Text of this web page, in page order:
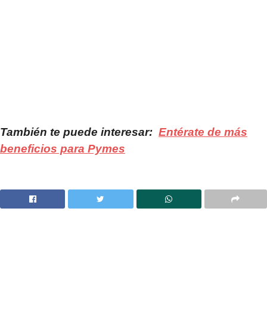
También te puede interesar: Entérate de más
beneficios para Pymes